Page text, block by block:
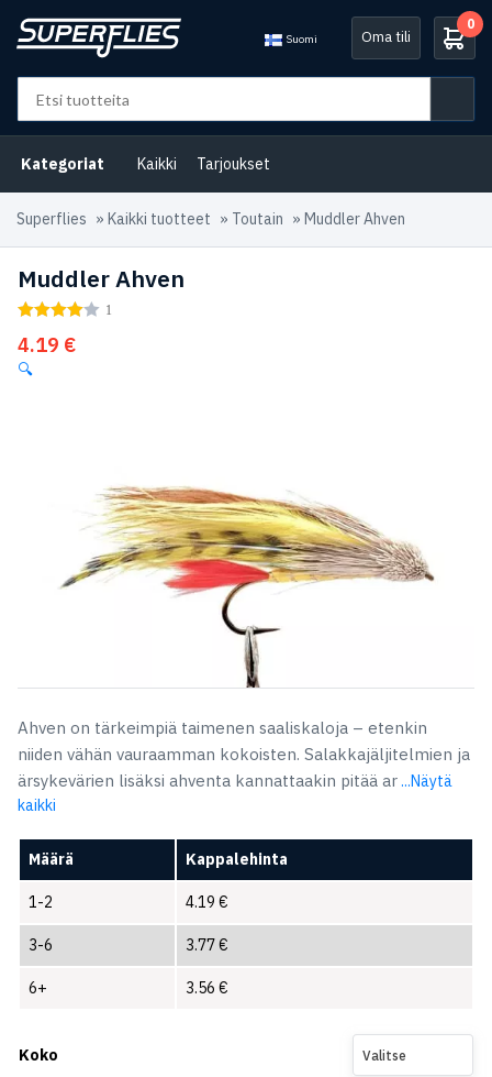
Suomi Oma tili
0
Kategoriat Kaikki Tarjoukset
Superflies » Kaikki tuotteet » Toutain » Muddler Ahven
Muddler Ahven
1
4.19 €
🔍
Ahven on tärkeimpiä taimenen saaliskaloja – etenkin
niiden vähän vauraamman kokoisten. Salakkajäljitelmien ja
ärsykevärien lisäksi ahventa kannattaakin pitää ar...Näytä
kaikki
Määrä Kappalehinta
1-2 4.19 €
3-6 3.77€
6+ 3.56 €
Koko Valitse